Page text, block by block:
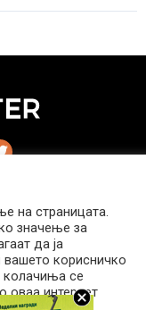
за користење
на страницата.
значење за
да ја
вашето корисничко
колачиња се
оваа интернет